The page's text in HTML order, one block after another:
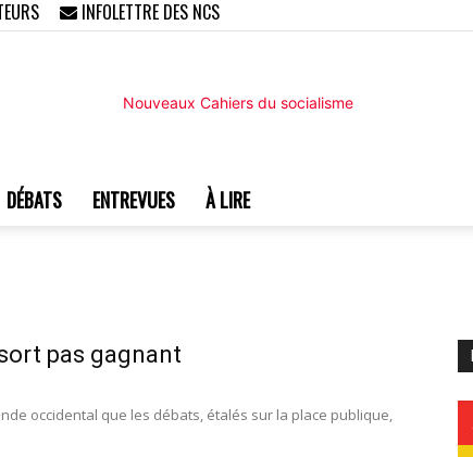
INFOLETTRE DES NCS
DÉBATS ENTREVUES À LIRE
pas gagnant
occidental que les débats, étalés sur la place publique,